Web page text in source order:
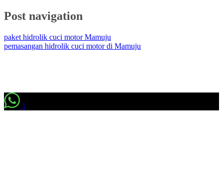
Post navigation
paket hidrolik cuci motor Mamuju
pemasangan hidrolik cuci motor di Mamuju
1